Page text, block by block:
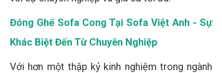
Đóng Ghế Sofa Cong Tại Sofa Việt Anh - Sự
Khác Biệt Đến Từ Chuyên Nghiệp
Với hơn một thập kỷ kinh nghiệm trong ngành